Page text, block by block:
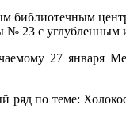
библиотечным
№ 23 с
27 января
ряд по теме: